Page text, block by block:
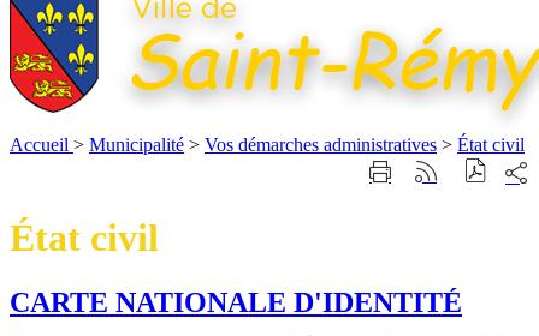
Accueil > Municipalité > Vos démarches administratives > État civil
ImprimerGénérer
sur
État civil
CARTE NATIONALE D'IDENTITÉ